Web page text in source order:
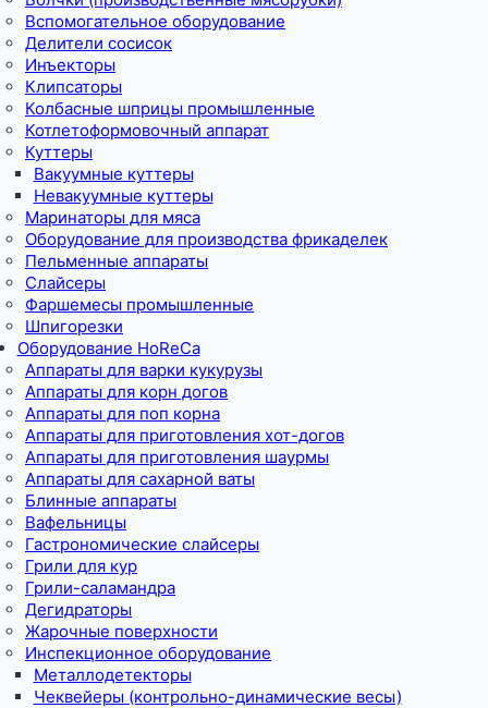
Вспомогательное оборудование
Делители сосисок
Инъекторы
Клипсаторы
Колбасные шприцы промышленные
Котлетоформовочный аппарат
Куттеры
Вакуумные куттеры
Невакуумные куттеры
Маринаторы для мяса
Оборудование для производства фрикаделек
Пельменные аппараты
Слайсеры
Фаршемесы промышленные
Шпигорезки
Оборудование HoReCa
Аппараты для варки кукурузы
Аппараты для корн догов
Аппараты для поп корна
Аппараты для приготовления хот-догов
Аппараты для приготовления шаурмы
Аппараты для сахарной ваты
Блинные аппараты
Вафельницы
Гастрономические слайсеры
Грили для кур
Грили-саламандра
Дегидраторы
Жарочные поверхности
Инспекционное оборудование
Металлодетекторы
Чеквейеры (контрольно-динамические весы)